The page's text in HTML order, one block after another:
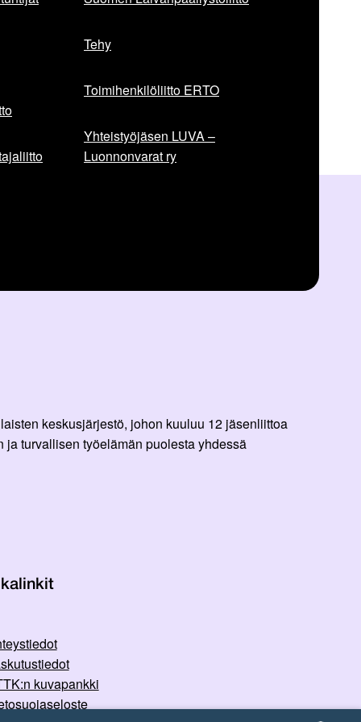
Tehy
Toimihenkilöliitto ERTO
Yhteistyöjäsen LUVA –
Luonnonvarat ry
keskusjärjestö, johon kuuluu 12 jäsenliittoa
turvallisen työelämän puolesta yhdessä
kuvapankki